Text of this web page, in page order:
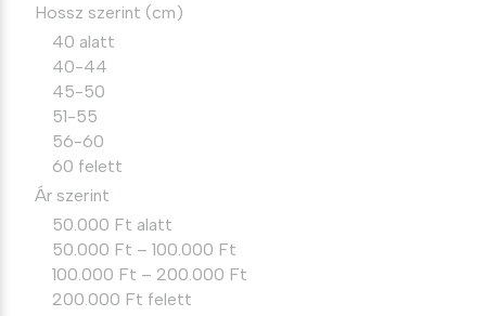
Hossz szerint (cm)
40 alatt
40-44
45-50
51-55
56-60
60 felett
Ár szerint
50.000 Ft alatt
50.000 Ft – 100.000 Ft
100.000 Ft – 200.000 Ft
200.000 Ft felett